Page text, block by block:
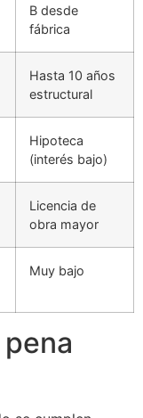
B desde
fábrica
Hasta 10 años
estructural
Hipoteca
(interés bajo)
Licencia de
obra mayor
Muy bajo